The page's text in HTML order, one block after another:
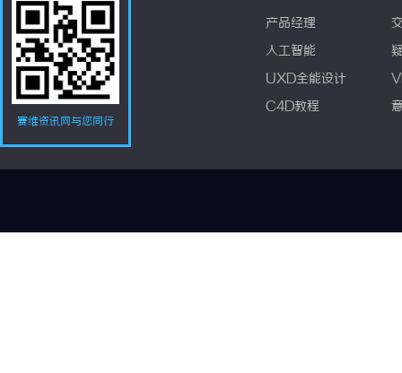
赛维资讯网与您同行
产品经理
人工智能
UXD全能设计
C4D教程